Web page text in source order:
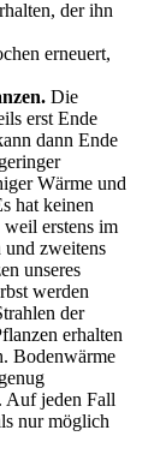
der ihn
erneuert,
Die
erst Ende
dann Ende
Wärme und
hat keinen
erstens im
und zweitens
unseres
werden
der
erhalten
Bodenwärme
Auf jeden Fall
nur möglich